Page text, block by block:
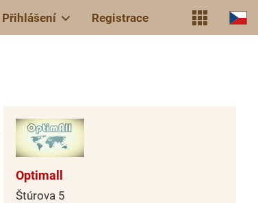
Přihlášení Registrace
Optimall
Štúrova 5